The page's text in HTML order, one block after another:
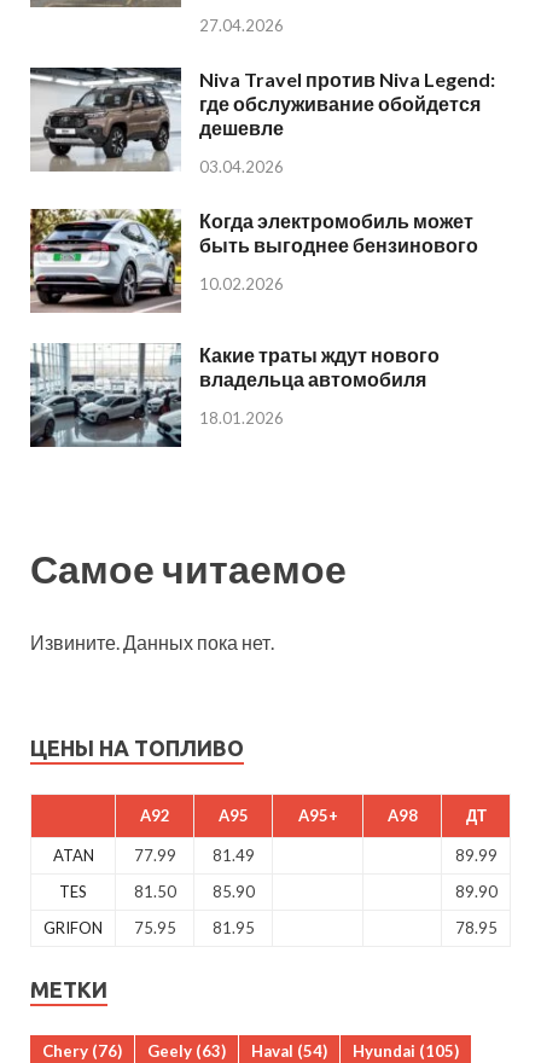
27.04.2026
Niva Travel против Niva Legend:
где обслуживание обойдется
дешевле
03.04.2026
Когда электромобиль может
быть выгоднее бензинового
10.02.2026
Какие траты ждут нового
владельца автомобиля
18.01.2026
Самое читаемое
Извините. Данных пока нет.
ЦЕНЫ НА ТОПЛИВО
A92 A95 A95+ A98 ДТ
ATAN 77.99 81.49
89.99
TES
81.50 85.90
89.90
GRIFON
75.95 81.95 78.95
МЕТКИ
Chery (76) Geely (63) Haval (54) Hyundai (105)